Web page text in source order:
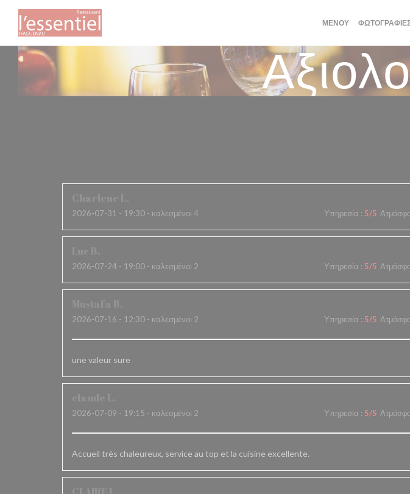
Πίνακας διαχείρισης "Μπισκότων" (Cookies)
ΜΕΝΟΎ
2026-07-31 - 19:30 - καλεσμένοι 4 Υπηρεσία : 5/5
2026-07-24 - 19:00 - καλεσμένοι 2 Υπηρεσία : 5/5
2026-07-16 - 12:30 - καλεσμένοι 2 Υπηρεσία : 5/5
une valeur sure
2026-07-09 - 19:15 - καλεσμένοι 2 Υπηρεσία : 5/5
Accueil très chaleureux, service au top et la cuisine excellente.